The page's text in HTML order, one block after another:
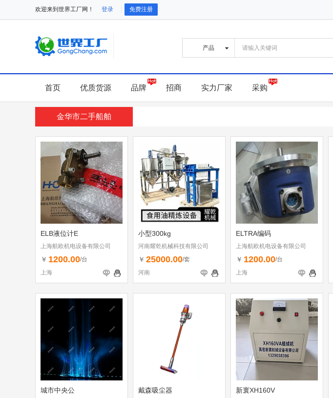
欢迎来到世界工厂网！ 登录 免费注册
首页 优质货源 品牌 招商 实力厂家 采购
金华市二手船舶
ELB液位计E
上海航欧机电设备有限公司
￥ 1200.00/台
上海
小型300kg
河南耀乾机械科技有限公司
￥ 25000.00/套
河南
ELTRA编码
上海航欧机电设备有限公司
￥ 1200.00/台
上海
城市中央公 戴森吸尘器 新寰XH160V